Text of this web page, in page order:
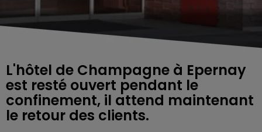
L'hôtel de Champagne à Epernay
est resté ouvert pendant le
confinement, il attend maintenant
le retour des clients.